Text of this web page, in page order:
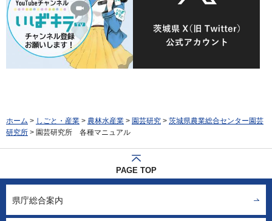
ホーム > しごと・産業 > 農林水産業 > 園芸研究 > 茨城県農業総合センター園芸
研究所 > 園芸研究所 各種マニュアル
PAGE TOP
県庁総合案内